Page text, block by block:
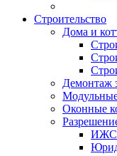
Строительство
Дома и
Демонтаж
Оконные
ИЖС